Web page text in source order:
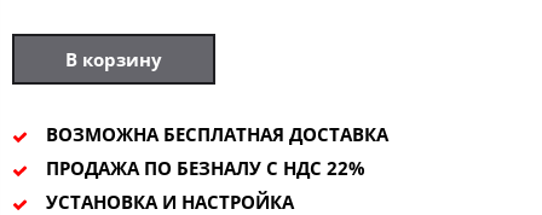
В корзину
ВОЗМОЖНА БЕСПЛАТНАЯ ДОСТАВКА
ПРОДАЖА ПО БЕЗНАЛУ С НДС 22%
УСТАНОВКА И НАСТРОЙКА